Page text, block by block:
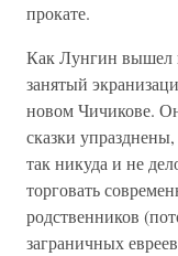
прокате.
Как Лунгин вышел
занятый
новом Чичикове.
сказки
так никуда и не
торговать
родственников
заграничных